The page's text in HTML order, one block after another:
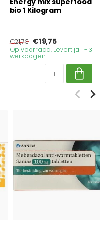
Energy mix superfood
bio 1 Kilogram
€21,73 €19,75
Op voorraad. Levertijd 1 - 3
werkdagen